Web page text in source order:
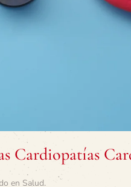
Cardiopatías
en Salud.